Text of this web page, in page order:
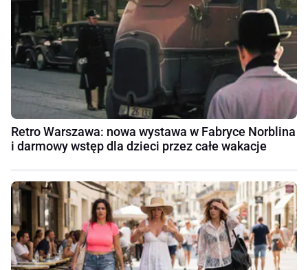
Retro Warszawa: nowa wystawa w Fabryce Norblina
i darmowy wstęp dla dzieci przez całe wakacje